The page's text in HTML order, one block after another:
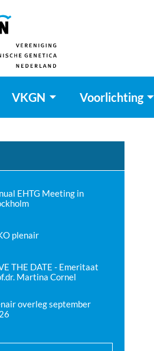
VKGN Voorlichting
EHTG Meeting in
plenair
THE DATE - Emeritaat
Martina Cornel
overleg september